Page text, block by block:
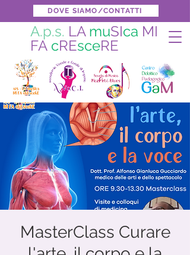
DOVE SIAMO/CONTATTI
A.p.s. LA muSIca MI
FA cREsceRE
MasterClass Curare